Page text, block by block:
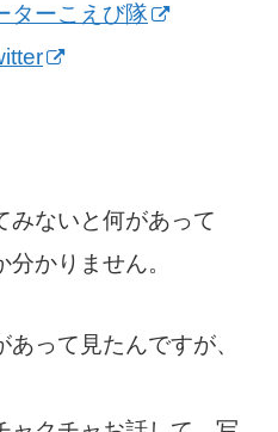
ターこえび隊
みないと何があって
かりません。
って見たんですが、